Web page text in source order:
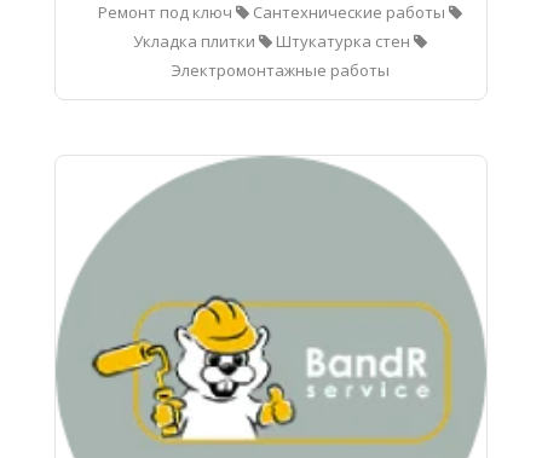
Ремонт под ключ
Сантехнические работы
Укладка плитки
Штукатурка стен
Электромонтажные работы